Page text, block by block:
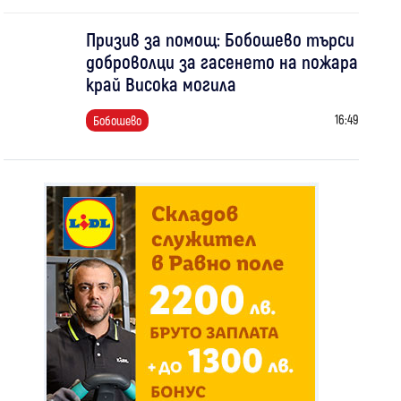
Призив за помощ: Бобошево търси
доброволци за гасенето на пожара
край Висока могила
Бобошево 16:49